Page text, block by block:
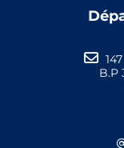
B.P